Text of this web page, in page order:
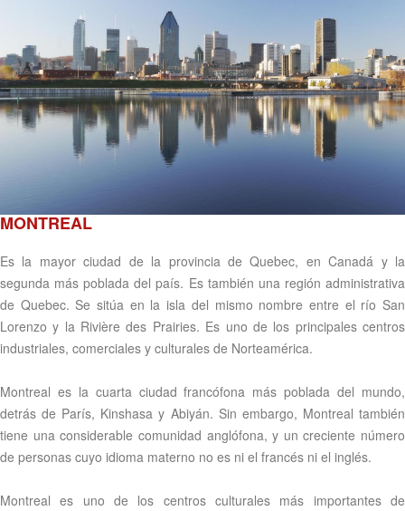
MONTREAL
Es la mayor ciudad de la provincia de Quebec, en Canadá y la
segunda más poblada del país. Es también una región administrativa
de Quebec. Se sitúa en la isla del mismo nombre entre el río San
Lorenzo y la Rivière des Prairies. Es uno de los principales centros
industriales, comerciales y culturales de Norteamérica.
Montreal es la cuarta ciudad francófona más poblada del mundo,
detrás de París, Kinshasa y Abiyán. Sin embargo, Montreal también
tiene una considerable comunidad anglófona, y un creciente número
de personas cuyo idioma materno no es ni el francés ni el inglés.
Montreal es uno de los centros culturales más importantes de